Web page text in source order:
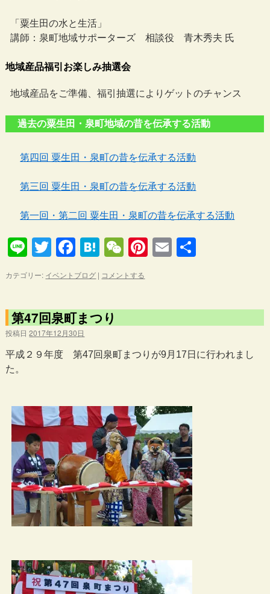
「粟生田の水と生活」
講師：泉町地域サポーターズ 相談役 青木秀夫 氏
地域産品福引お楽しみ抽選会
地域産品をご準備、福引抽選によりゲットのチャンス
過去の粟生田・泉町地域の昔を伝承する活動
第四回 粟生田・泉町の昔を伝承する活動
第三回 粟生田・泉町の昔を伝承する活動
第一回・第二回 粟生田・泉町の昔を伝承する活動
LineTwitterFacebook
Hatena
WeChat
Pinterest
Email
カテゴリー: イベントブログ | コメントする
第47回泉町まつり
投稿日 2017年12月30日
平成２９年度 第47回泉町まつりが9月17日に行われまし
た。